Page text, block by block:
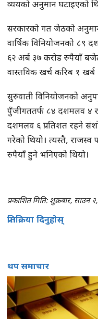
व्ययको अनुमान घटाइएको
सरकारको गत जेठको
वार्षिक विनियोजनको ८९
६२ अर्ब ३७ करोड रुपैयाँ
वास्तविक खर्च करिब १
सुरुवाती विनियोजनको
पुँजीगततर्फ ८४ दशमलव ४ र
दशमलव ६ प्रतिशत रहने
गरेको थियो। त्यस्तै, राजस्व
रुपैयाँ हुने भनिएको थियो।
प्रकाशित मिति: शुक्रबार, साउन
प्रतिक्रिया दिनुहोस्
थप समाचार